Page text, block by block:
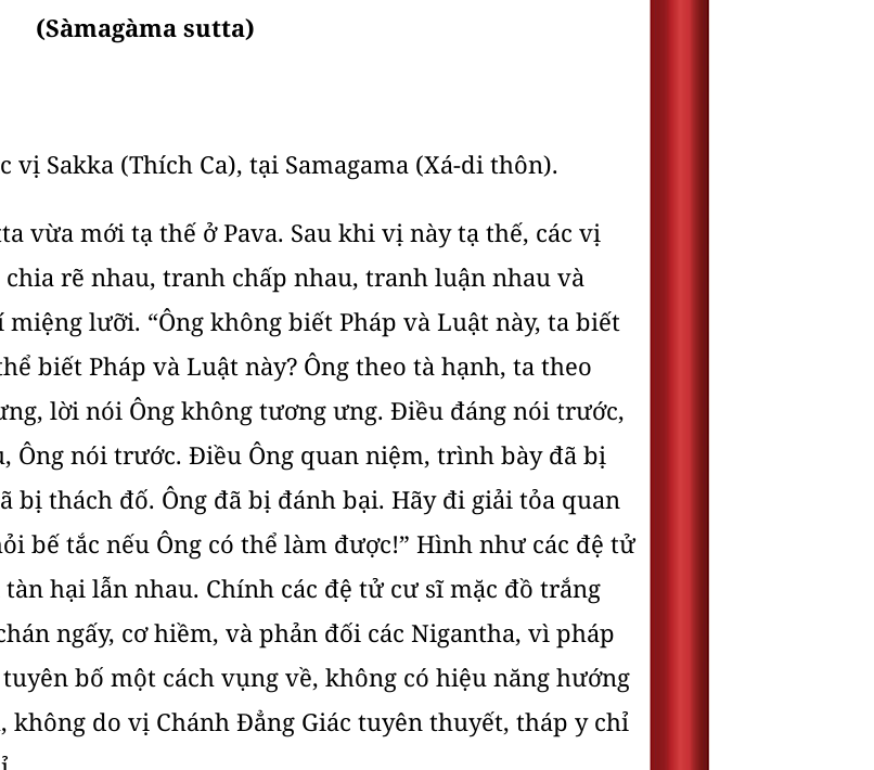
(Sàmagàma sutta)
Sakka (Thích Ca), tại Samagama (Xá-di thôn).
vừa mới tạ thế ở Pava. Sau khi vị này tạ thế, các vị
rẽ nhau, tranh chấp nhau, tranh luận nhau và
lưỡi. “Ông không biết Pháp và Luật này, ta biết
biết Pháp và Luật này? Ông theo tà hạnh, ta theo
lời nói Ông không tương ưng. Ðiều đáng nói trước,
Ông nói trước. Ðiều Ông quan niệm, trình bày đã bị
bị thách đố. Ông đã bị đánh bại. Hãy đi giải tỏa quan
bế tắc nếu Ông có thể làm được!” Hình như các đệ tử
hại lẫn nhau. Chính các đệ tử cư sĩ mặc đồ trắng
ngấy, cơ hiềm, và phản đối các Nigantha, vì pháp
bố một cách vụng về, không có hiệu năng hướng
do vị Chánh Ðẳng Giác tuyên thuyết, tháp y chỉ